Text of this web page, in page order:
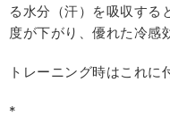
る水分（汗）を吸収する
度が下がり、優れた冷感
トレーニング時はこれに
*